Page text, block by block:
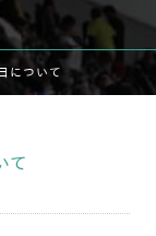
について
て